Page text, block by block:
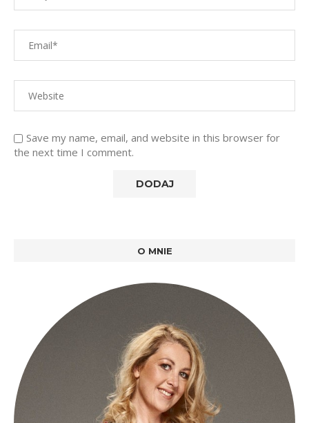
Save my name, email, and website in this browser for
the next time I comment.
O MNIE